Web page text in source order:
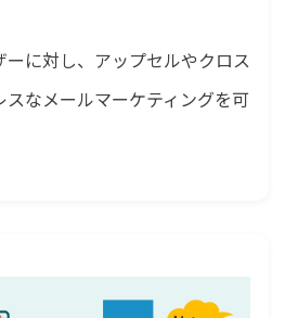
に対し、アップセルやクロス
なメールマーケティングを可